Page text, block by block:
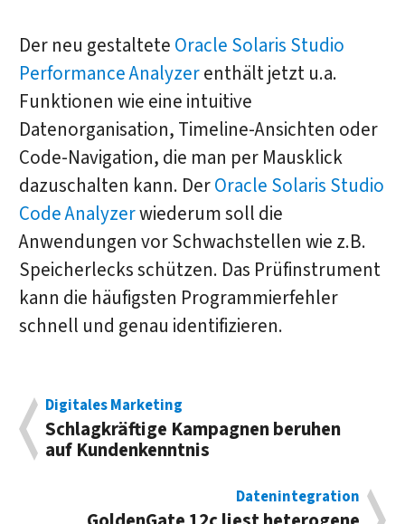
Der neu gestaltete Oracle Solaris Studio
Performance Analyzerenthält jetzt u.a.
Funktionen wie eine intuitive
Datenorganisation, Timeline-Ansichten oder
Code-Navigation, die man per Mausklick
dazuschalten kann. DerOracle Solaris Studio
Code Analyzerwiederum soll die
Anwendungen vor Schwachstellen wie z.B.
Speicherlecks schützen. Das Prüfinstrument
kann die häufigsten Programmierfehler
schnell und genau identifizieren.
Digitales Marketing
Schlagkräftige Kampagnen beruhen
auf Kundenkenntnis
Datenintegration